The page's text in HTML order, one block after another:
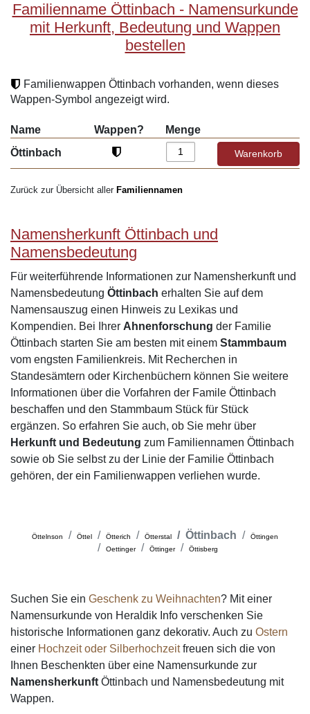
Familienname Öttinbach - Namensurkunde
mit Herkunft, Bedeutung und Wappen
bestellen
Familienwappen Öttinbach vorhanden, wenn dieses
Wappen-Symbol angezeigt wird.
Name Wappen?
Menge
Öttinbach
Zurück zur Übersicht aller Familiennamen
Namensherkunft Öttinbach und
Namensbedeutung
Für weiterführende Informationen zur Namensherkunft und
Namensbedeutung Öttinbach erhalten Sie auf dem
Namensauszug einen Hinweis zu Lexikas und
Kompendien. Bei Ihrer Ahnenforschung der Familie
Öttinbach starten Sie am besten mit einem Stammbaum
vom engsten Familienkreis. Mit Recherchen in
Standesämtern oder Kirchenbüchern können Sie weitere
Informationen über die Vorfahren der Famile Öttinbach
beschaffen und den Stammbaum Stück für Stück
ergänzen. So erfahren Sie auch, ob Sie mehr über
Herkunft und Bedeutung zum Familiennamen Öttinbach
sowie ob Sie selbst zu der Linie der Familie Öttinbach
gehören, der ein Familienwappen verliehen wurde.
Öttelnson Öttel Ötterich Ötterstal Öttinbach
Öttingen
Oettinger
Öttinger Öttisberg
Suchen Sie ein Geschenk zu Weihnachten? Mit einer
Namensurkunde von Heraldik Info verschenken Sie
historische Informationen ganz dekorativ. Auch zu Ostern
einer Hochzeit oder Silberhochzeitfreuen sich die von
Ihnen Beschenkten über eine Namensurkunde zur
Namensherkunft Öttinbach und Namensbedeutung mit
Wappen.